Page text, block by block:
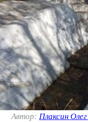
Автор: Плаксин Олег